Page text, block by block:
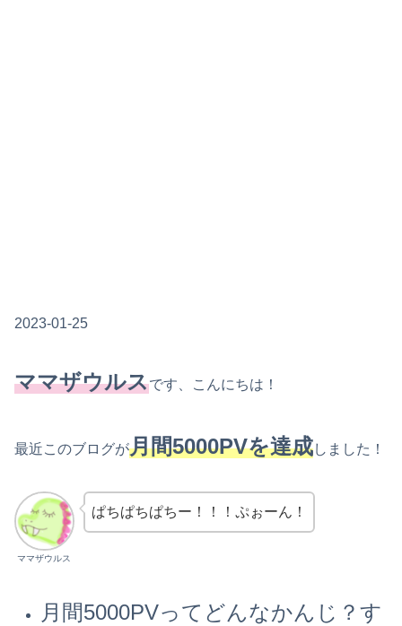
2023-01-25
ママザウルスです、こんにちは！
最近このブログが月間5000PVを達成しました！
ママザウルス
ぱちぱちぱちー！！！ぷぉーん！
月間5000PVってどんなかんじ？す